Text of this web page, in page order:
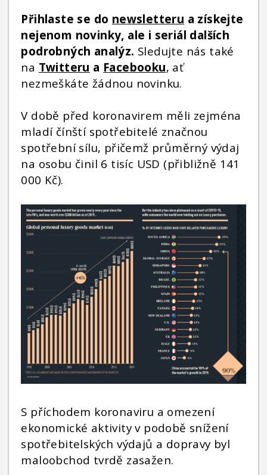
Přihlaste se do newsletteru a získejte
nejenom novinky, ale i seriál dalších
podrobných analýz. Sledujte nás také
na Twitteru a Facebooku, ať
nezmeškáte žádnou novinku.
V době před koronavirem měli zejména
mladí čínští spotřebitelé značnou
spotřební sílu, přičemž průměrný výdaj
na osobu činil 6 tisíc USD (přibližně 141
000 Kč).
S příchodem koronaviru a omezení
ekonomické aktivity v podobě snížení
spotřebitelských výdajů a dopravy byl
maloobchod tvrdě zasažen.